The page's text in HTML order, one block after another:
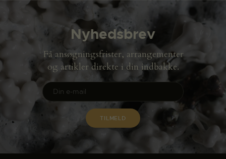
Nyhedsbrev
Få ansøgningsfrister, arrangementer
og artikler direkte i din indbakke.